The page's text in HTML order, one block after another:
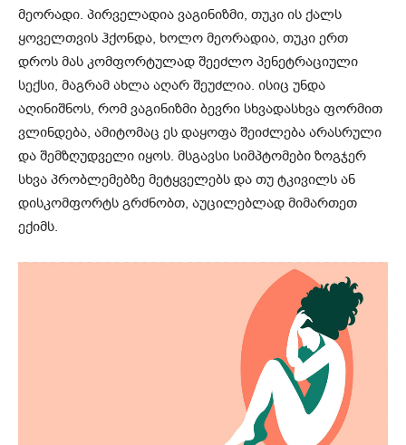
მეორადი. პირველადია ვაგინიზმი, თუკი ის ქალს
ყოველთვის ჰქონდა, ხოლო მეორადია, თუკი ერთ
დროს მას კომფორტულად შეეძლო პენეტრაციული
სექსი, მაგრამ ახლა აღარ შეუძლია. ისიც უნდა
აღინიშნოს, რომ ვაგინიზმი ბევრი სხვადასხვა ფორმით
ვლინდება, ამიტომაც ეს დაყოფა შეიძლება არასრული
და შემზღუდველი იყოს. მსგავსი სიმპტომები ზოგჯერ
სხვა პრობლემებზე მეტყველებს და თუ ტკივილს ან
დისკომფორტს გრძნობთ, აუცილებლად მიმართეთ
ექიმს.